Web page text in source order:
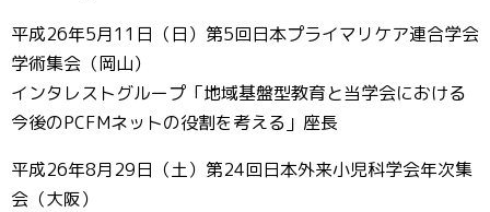
平成26年5月11日（日）第5回日本プライマリケア連合学会
学術集会（岡山）
インタレストグループ「地域基盤型教育と当学会における
今後のPCFMネットの役割を考える」座長
平成26年8月29日（土）第24回日本外来小児科学会年次集
会（大阪）